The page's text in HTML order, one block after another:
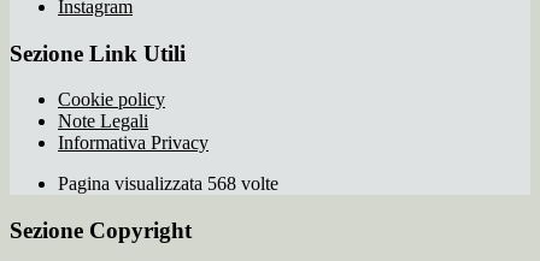
Instagram
Sezione Link Utili
Cookie policy
Note Legali
Informativa Privacy
Pagina visualizzata 568 volte
Sezione Copyright